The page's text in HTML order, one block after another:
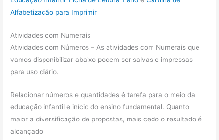
Alfabetização para Imprimir
Atividades com Numerais
Atividades com Números – As atividades com Numerais que
vamos disponibilizar abaixo podem ser salvas e impressas
para uso diário.
Relacionar números e quantidades é tarefa para o meio da
educação infantil e início do ensino fundamental. Quanto
maior a diversificação de propostas, mais cedo o resultado é
alcançado.